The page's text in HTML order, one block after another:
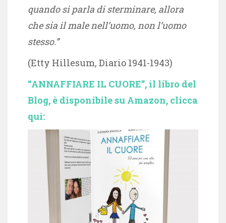
quando si parla di sterminare, allora
che sia il male nell’uomo, non l’uomo
stesso.”
(Etty Hillesum, Diario 1941-1943)
“ANNAFFIARE IL CUORE”, il libro del
Blog, è disponibile su Amazon, clicca
qui: